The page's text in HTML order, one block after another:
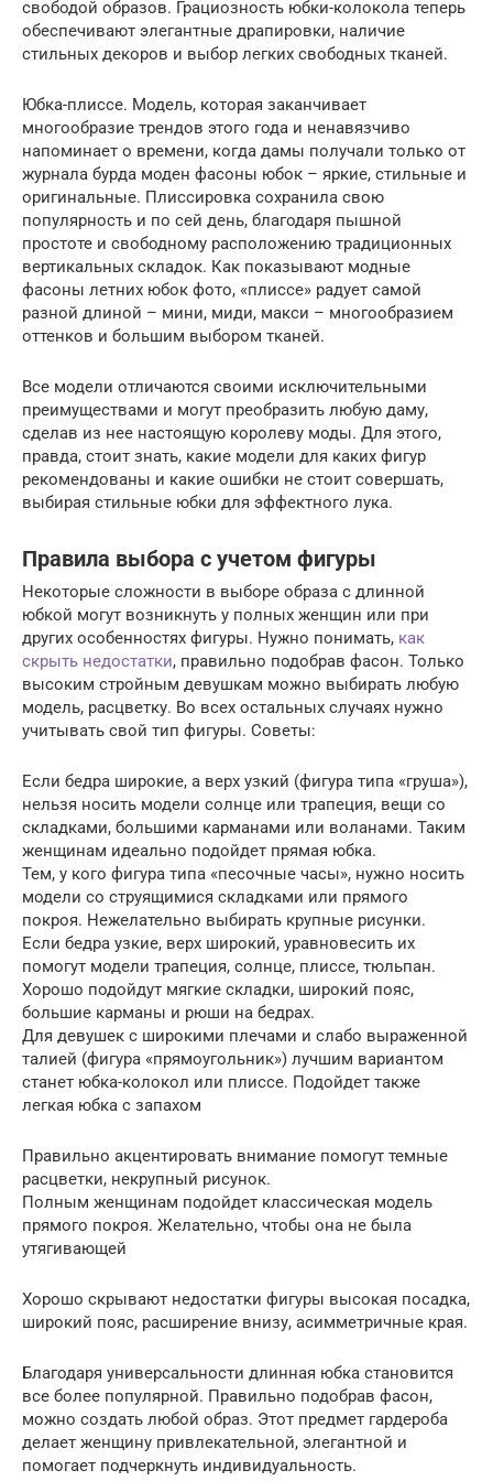
свободой образов. Грациозность юбки-колокола теперь
обеспечивают элегантные драпировки, наличие
стильных декоров и выбор легких свободных тканей.
Юбка-плиссе. Модель, которая заканчивает
многообразие трендов этого года и ненавязчиво
напоминает о времени, когда дамы получали только от
журнала бурда моден фасоны юбок – яркие, стильные и
оригинальные. Плиссировка сохранила свою
популярность и по сей день, благодаря пышной
простоте и свободному расположению традиционных
вертикальных складок. Как показывают модные
фасоны летних юбок фото, «плиссе» радует самой
разной длиной – мини, миди, макси – многообразием
оттенков и большим выбором тканей.
Все модели отличаются своими исключительными
преимуществами и могут преобразить любую даму,
сделав из нее настоящую королеву моды. Для этого,
правда, стоит знать, какие модели для каких фигур
рекомендованы и какие ошибки не стоит совершать,
выбирая стильные юбки для эффектного лука.
Правила выбора с учетом фигуры
Некоторые сложности в выборе образа с длинной
юбкой могут возникнуть у полных женщин или при
других особенностях фигуры. Нужно понимать, как
скрыть недостатки, правильно подобрав фасон. Только
высоким стройным девушкам можно выбирать любую
модель, расцветку. Во всех остальных случаях нужно
учитывать свой тип фигуры. Советы:
Если бедра широкие, а верх узкий (фигура типа «груша»),
нельзя носить модели солнце или трапеция, вещи со
складками, большими карманами или воланами. Таким
женщинам идеально подойдет прямая юбка.
Тем, у кого фигура типа «песочные часы», нужно носить
модели со струящимися складками или прямого
покроя. Нежелательно выбирать крупные рисунки.
Если бедра узкие, верх широкий, уравновесить их
помогут модели трапеция, солнце, плиссе, тюльпан.
Хорошо подойдут мягкие складки, широкий пояс,
большие карманы и рюши на бедрах.
Для девушек с широкими плечами и слабо выраженной
талией (фигура «прямоугольник») лучшим вариантом
станет юбка-колокол или плиссе. Подойдет также
легкая юбка с запахом
Правильно акцентировать внимание помогут темные
расцветки, некрупный рисунок.
Полным женщинам подойдет классическая модель
прямого покроя. Желательно, чтобы она не была
утягивающей
Хорошо скрывают недостатки фигуры высокая посадка,
широкий пояс, расширение внизу, асимметричные края.
Благодаря универсальности длинная юбка становится
все более популярной. Правильно подобрав фасон,
можно создать любой образ. Этот предмет гардероба
делает женщину привлекательной, элегантной и
помогает подчеркнуть индивидуальность.